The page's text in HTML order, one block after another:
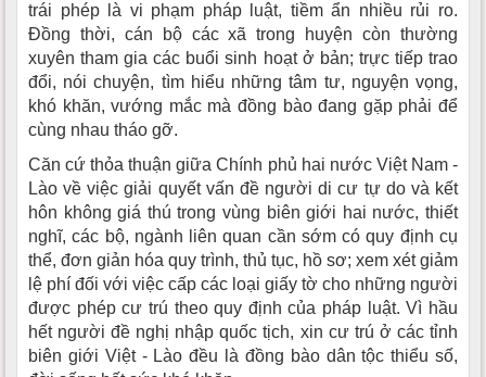
trái phép là vi phạm pháp luật, tiềm ẩn nhiều rủi ro.
Đồng thời, cán bộ các xã trong huyện còn thường
xuyên tham gia các buổi sinh hoạt ở bản; trực tiếp trao
đổi, nói chuyện, tìm hiểu những tâm tư, nguyện vọng,
khó khăn, vướng mắc mà đồng bào đang gặp phải để
cùng nhau tháo gỡ.
Căn cứ thỏa thuận giữa Chính phủ hai nước Việt Nam -
Lào về việc giải quyết vấn đề người di cư tự do và kết
hôn không giá thú trong vùng biên giới hai nước, thiết
nghĩ, các bộ, ngành liên quan cần sớm có quy định cụ
thể, đơn giản hóa quy trình, thủ tục, hồ sơ; xem xét giảm
lệ phí đối với việc cấp các loại giấy tờ cho những người
được phép cư trú theo quy định của pháp luật. Vì hầu
hết người đề nghị nhập quốc tịch, xin cư trú ở các tỉnh
biên giới Việt - Lào đều là đồng bào dân tộc thiểu số,